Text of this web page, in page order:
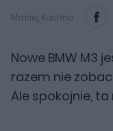
Maciej Kuchno
Nowe BMW M3
razem nie
Ale spokojnie, ta